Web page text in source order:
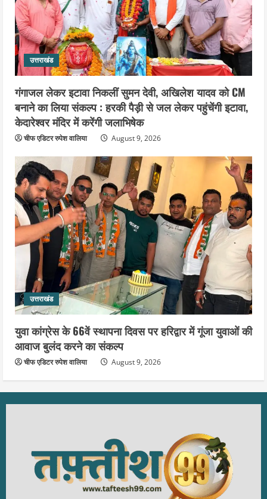
उत्तराखंड
गंगाजल लेकर इटावा निकलीं सुमन देवी, अखिलेश यादव को CM
बनाने का लिया संकल्प : हरकी पैड़ी से जल लेकर पहुंचेंगी इटावा,
केदारेश्वर मंदिर में करेंगी जलाभिषेक
चीफ एडिटर रुपेश वालिया August 9, 2026
उत्तराखंड
युवा कांग्रेस के 66वें स्थापना दिवस पर हरिद्वार में गूंजा युवाओं की
आवाज बुलंद करने का संकल्प
चीफ एडिटर रुपेश वालिया August 9, 2026